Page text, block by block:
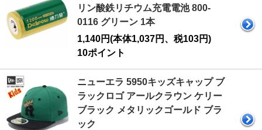
リン酸鉄リチウム充電電池 800-
0116 グリーン 1本
1,140円(本体1,037円、税103円)
10ポイント
ニューエラ 5950キッズキャップ ブ
ラックロゴ アールクラウン ケリー
ブラック メタリックゴールド ブラ
ック